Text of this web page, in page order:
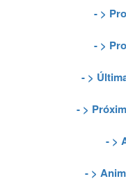
- >
- >
- >
- >
- >
- >